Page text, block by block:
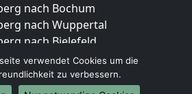
nach Bochum
nach Wuppertal
nach Bielefeld
nach Bonn
nach Münster
verwendet Cookies um die
zu verbessern.